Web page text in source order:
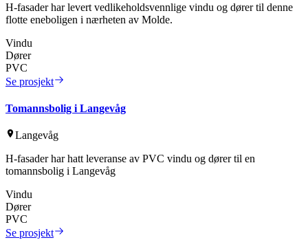
H-fasader har levert vedlikeholdsvennlige vindu og dører til denne
flotte eneboligen i nærheten av Molde.
Vindu
Dører
PVC
Se prosjekt
Tomannsbolig i Langevåg
Langevåg
H-fasader har hatt leveranse av PVC vindu og dører til en
tomannsbolig i Langevåg
Vindu
Dører
PVC
Se prosjekt